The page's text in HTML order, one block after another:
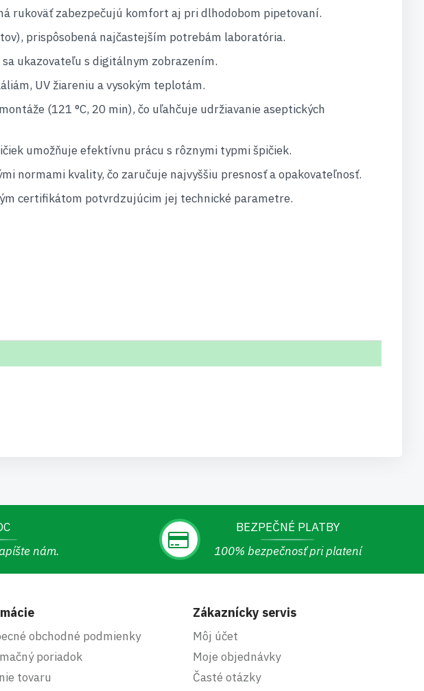
rukoväť zabezpečujú komfort aj pri dlhodobom pipetovaní.
prispôsobená najčastejším potrebám laboratória.
ukazovateľu s digitálnym zobrazením.
UV žiareniu a vysokým teplotám.
(121 °C, 20 min), čo uľahčuje udržiavanie aseptických
umožňuje efektívnu prácu s rôznymi typmi špičiek.
normami kvality, čo zaručuje najvyššiu presnosť a opakovateľnosť.
certifikátom potvrdzujúcim jej technické parametre.
nám.
BEZPEČNÉ PLATBY
100% bezpečnosť pri platení
obchodné podmienky
poriadok
tovaru
Zákaznícky servis
Môj účet
Moje objednávky
Časté otázky